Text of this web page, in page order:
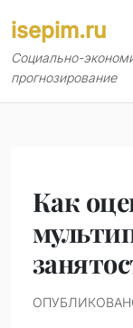
содержимому
isepim.ru
Социально-
прогнозирование
Как